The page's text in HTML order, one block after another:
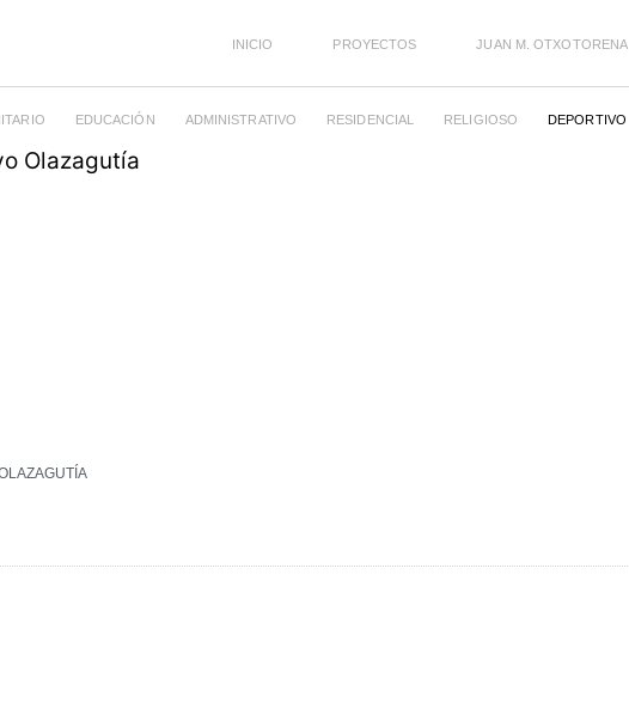
INICIO PROYECTOS JUAN M. OTXOTORENA
EDUCACIÓN ADMINISTRATIVO RESIDENCIAL RELIGIOSO DEPORTIVO